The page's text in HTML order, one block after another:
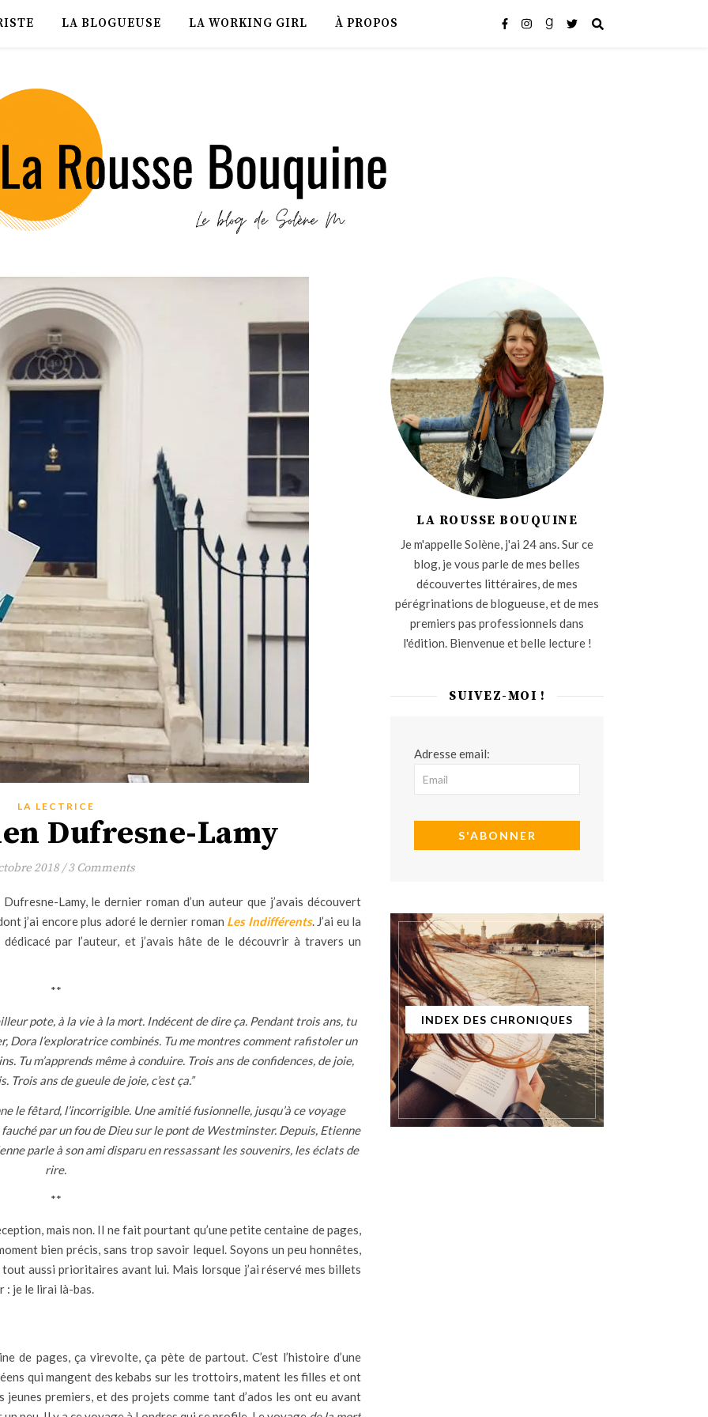
LA BLOGUEUSE LA WORKING GIRL À PROPOS
LA LECTRICE
Dufresne-Lamy
2018/ 3 Comments
Lamy, le dernier roman d’un auteur que j’avais découvert
j’ai encore plus adoré le dernier roman Les Indifférents. J’ai eu la
par l’auteur, et j’avais hâte de le découvrir à travers un
**
pote, à la vie à la mort. Indécent de dire ça. Pendant trois ans, tu
Dora l’exploratrice combinés. Tu me montres comment rafistoler un
Tu m’apprends même à conduire. Trois ans de confidences, de joie,
Trois ans de gueule de joie, c’est ça.”
le fêtard, l’incorrigible. Une amitié fusionnelle, jusqu’à ce voyage
par un fou de Dieu sur le pont de Westminster. Depuis, Etienne
parle à son ami disparu en ressassant les souvenirs, les éclats de
rire.
**
mais non. Il ne fait pourtant qu’une petite centaine de pages,
bien précis, sans trop savoir lequel. Soyons un peu honnêtes,
tout aussi prioritaires avant lui. Mais lorsque j’ai réservé mes billets
: je le lirai là-bas.
de pages, ça virevolte, ça pète de partout. C’est l’histoire d’une
qui mangent des kebabs sur les trottoirs, matent les filles et ont
premiers, et des projets comme tant d’ados les ont eu avant
LA ROUSSE BOUQUINE
Je m'appelle Solène, j'ai 24 ans. Sur ce
blog, je vous parle de mes belles
découvertes littéraires, de mes
pérégrinations de blogueuse, et de mes
premiers pas professionnels dans
l'édition. Bienvenue et belle lecture !
SUIVEZ-MOI !
Adresse email:
INDEX DES CHRONIQUES